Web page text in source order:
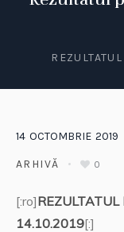
14 OCTOMBRIE 2019
ARHIVĂ 0
[:ro]REZULTATUL
14.10.2019[:]